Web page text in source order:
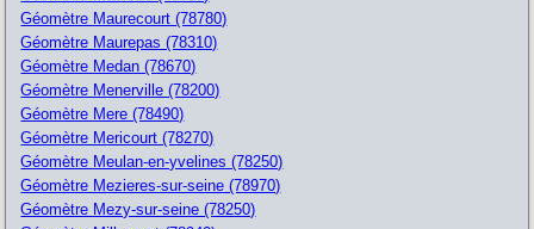
Géomètre Maurecourt (78780)
Géomètre Maurepas (78310)
Géomètre Medan (78670)
Géomètre Menerville (78200)
Géomètre Mere (78490)
Géomètre Mericourt (78270)
Géomètre Meulan-en-yvelines (78250)
Géomètre Mezieres-sur-seine (78970)
Géomètre Mezy-sur-seine (78250)